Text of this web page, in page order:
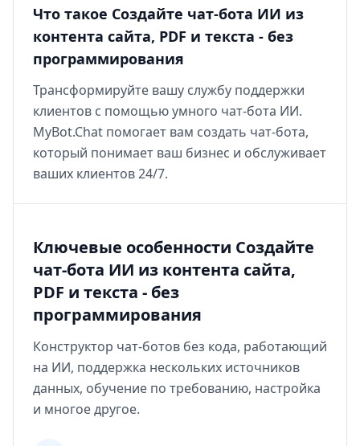
Что такое Создайте чат-бота ИИ из
контента сайта, PDF и текста - без
программирования
Трансформируйте вашу службу поддержки
клиентов с помощью умного чат-бота ИИ.
MyBot.Chat помогает вам создать чат-бота,
который понимает ваш бизнес и обслуживает
ваших клиентов 24/7.
Ключевые особенности Создайте
чат-бота ИИ из контента сайта,
PDF и текста - без
программирования
Конструктор чат-ботов без кода, работающий
на ИИ, поддержка нескольких источников
данных, обучение по требованию, настройка
и многое другое.